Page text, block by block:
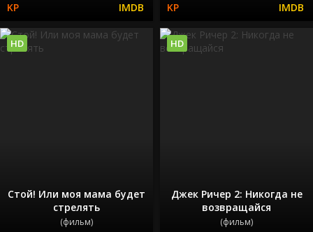
Стой! Или моя мама будет
стрелять
(фильм)
HD
Джек Ричер 2: Никогда не
возвращайся
(фильм)
HD